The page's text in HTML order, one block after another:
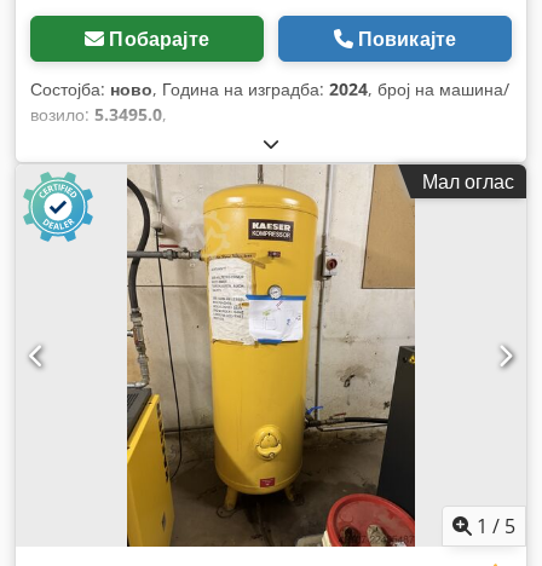
Побарајте Повикајте
Состојба: ново, Година на изградба: 2024, број на машина/
возило: 5.3495.0,
Мал оглас
1 / 5